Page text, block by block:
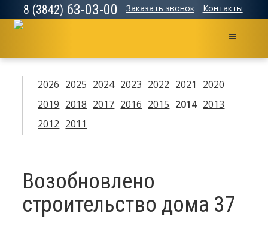
8 (3842) 63-03-00 Заказать звонок Контакты
Меню
2026 2025 2024 2023 2022 2021
2020
2019 2018 2017 2016 2015 2014 2013
2012 2011
Возобновлено
строительство дома 37